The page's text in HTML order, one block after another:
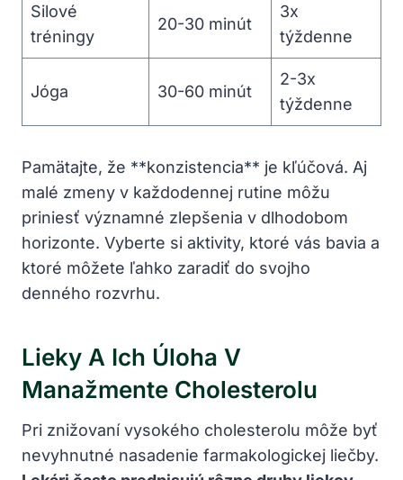
Silové
tréningy
20-30 minút
3x
týždenne
Jóga 30-60 minút
2-3x
týždenne
Pamätajte, že **konzistencia** je kľúčová. Aj
malé zmeny v každodennej rutine môžu
priniesť významné zlepšenia v dlhodobom
horizonte. Vyberte si aktivity, ktoré vás bavia a
ktoré môžete ľahko zaradiť do svojho
denného rozvrhu.
Lieky A Ich Úloha V
Manažmente Cholesterolu
Pri znižovaní vysokého cholesterolu môže byť
nevyhnutné nasadenie farmakologickej liečby.